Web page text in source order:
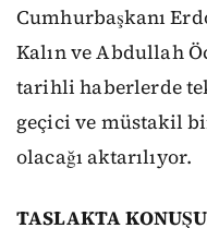
Cumhurbaşkanı
Kalın ve Abdullah
tarihli haberlerde
geçici ve müstakil
olacağı aktarılıyor.
TASLAKTA